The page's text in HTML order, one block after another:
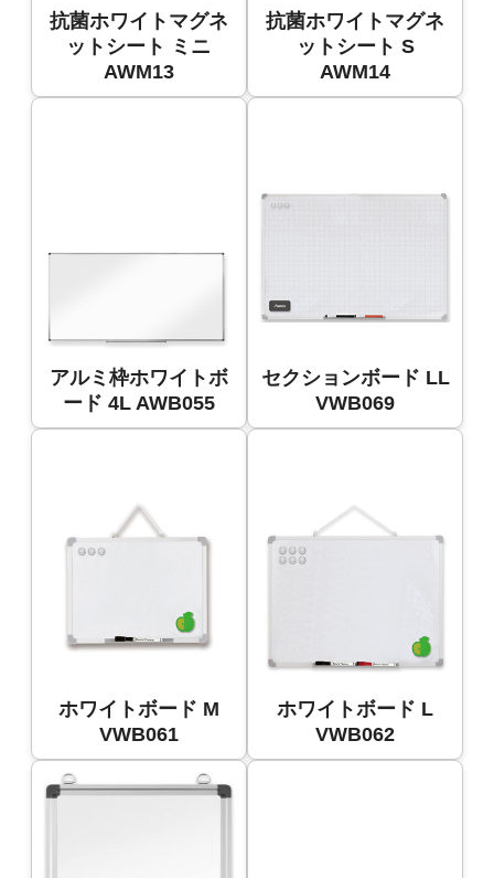
抗菌ホワイトマグネ
ットシート ミニ
AWM13
抗菌ホワイトマグネ
ットシート S
AWM14
アルミ枠ホワイトボ
ード 4L AWB055
セクションボード LL
VWB069
ホワイトボード M
VWB061
ホワイトボード L
VWB062